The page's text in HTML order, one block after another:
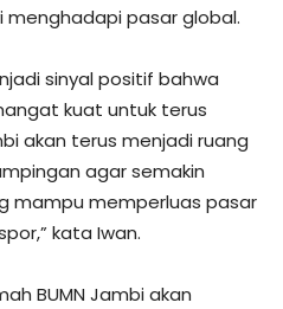
menghadapi pasar global.
sinyal positif bahwa
kuat untuk terus
akan terus menjadi ruang
agar semakin
mampu memperluas pasar
kata Iwan.
BUMN Jambi akan